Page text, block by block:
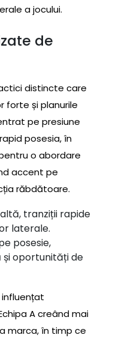
a jocului.
de
distincte care
forte și planurile
pe presiune
posesia, în
o abordare
accent pe
răbdătoare.
tranziții rapide
laterale.
posesie,
oportunități de
A creând mai
marca, în timp ce